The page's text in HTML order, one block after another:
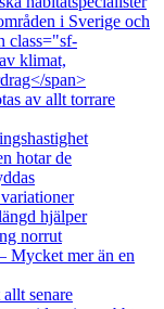
i Sverige och
class="sf-
klimat,
span>
av allt torrare
hotar de
hjälper
norrut
Mycket mer än en
senare